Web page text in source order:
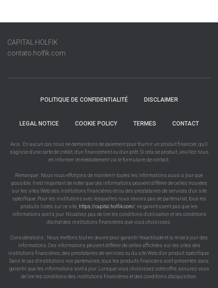
CAPITAL.HOLFIK
contato.holfik.com
POLITIQUE DE CONFIDENTIALITÉ DISCLAIMER
LEGAL NOTICE COOKIE POLICY TERMES CONTACT
Avis : En aucun cas nous ne demandons de paiement pour fournir un produit financier, qu'il
s'agisse d'une carte de crédit, d'un financement ou d'un prêt. Si cela se produit, veuillez nous
en informer immédiatement via le formulaire de contact.
Remarque : Nous nous efforçons de maintenir toutes les informations aussi à jour que
possible. Il est important de noter que ces informations peuvent différer de celles trouvées
sur les sites Web des institutions financières et/ou des prestataires de services d'un site
spécifique. Pour les institutions avec lesquelles nous n'avons pas de partenariat, tous les
produits listés sur ce site, https://capital.holfik.com/ , ne garantissent pas que les
informations sont à jour. N'oubliez pas de lire les conditions d'utilisation et les conditions
d'achat des institutions financières que vous choisissez.
Considérations : Nous mettons tout en œuvre pour garantir l'exactitude et la mise à jour des
informations. Ces informations peuvent différer de celles affichées sur les sites des
institutions financières, des prestataires de services ou du site Web d'un produit spécifique.
Dans le cas d'institutions non partenaires, tous les produits financiers sont présentés sans
garantir que les informations sont à jour. Lorsque vous choisissez votre offre, assurez-vous
de lire les conditions des institutions financières et des conditions d'acquisition.